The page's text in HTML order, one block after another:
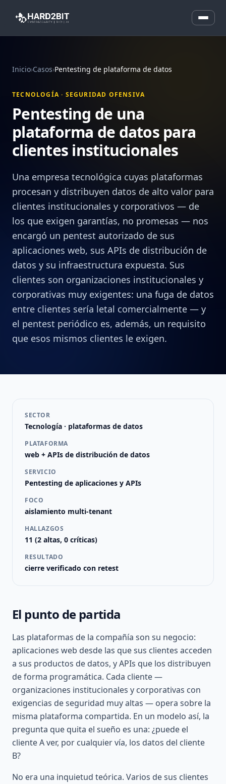
Inicio›Casos›Pentesting de plataforma de datos
TECNOLOGÍA · SEGURIDAD OFENSIVA
Pentesting de una
plataforma de datos para
clientes institucionales
Una empresa tecnológica cuyas plataformas
procesan y distribuyen datos de alto valor para
clientes institucionales y corporativos — de
los que exigen garantías, no promesas — nos
encargó un pentest autorizado de sus
aplicaciones web, sus APIs de distribución de
datos y su infraestructura expuesta. Sus
clientes son organizaciones institucionales y
corporativas muy exigentes: una fuga de datos
entre clientes sería letal comercialmente — y
el pentest periódico es, además, un requisito
que esos mismos clientes le exigen.
SECTOR
Tecnología · plataformas de datos
PLATAFORMA
web + APIs de distribución de datos
SERVICIO
Pentesting de aplicaciones y APIs
FOCO
aislamiento multi-tenant
HALLAZGOS
11 (2 altas, 0 críticas)
RESULTADO
cierre verificado con retest
El punto de partida
Las plataformas de la compañía son su negocio:
aplicaciones web desde las que sus clientes acceden
a sus productos de datos, y APIs que los distribuyen
de forma programática. Cada cliente —
organizaciones institucionales y corporativas con
exigencias de seguridad muy altas — opera sobre la
misma plataforma compartida. En un modelo así, la
pregunta que quita el sueño es una: ¿puede el
cliente A ver, por cualquier vía, los datos del cliente
B?
No era una inquietud teórica. Varios de sus clientes